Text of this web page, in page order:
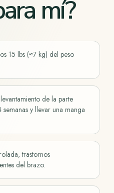
mí?
15 lbs (≈7 kg) del peso
de la parte
y llevar una manga
trastornos
del brazo.